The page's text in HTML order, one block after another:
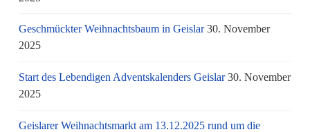
Geschmückter Weihnachtsbaum in Geislar 30. November
2025
Start des Lebendigen Adventskalenders Geislar 30. November
2025
Geislarer Weihnachtsmarkt am 13.12.2025 rund um die